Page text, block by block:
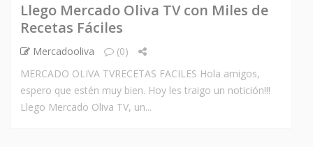
Llego Mercado Oliva TV con Miles de
Recetas Fáciles
Mercadooliva
(0)
MERCADO OLIVA TVRECETAS FACILES Hola amigos,
espero que estén muy bien. Hoy les traigo un notición!!!
Llego Mercado Oliva TV, un...